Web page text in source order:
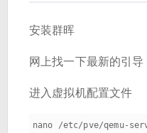
安装群晖
网上找一下最新的引导
进入虚拟机配置文件